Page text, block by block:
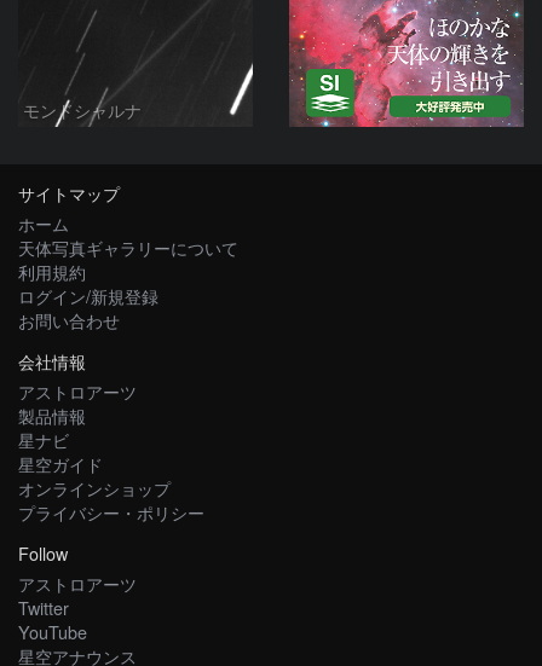
モンドシャルナ
サイトマップ
ホーム
天体写真ギャラリーについて
利用規約
ログイン/新規登録
お問い合わせ
会社情報
アストロアーツ
製品情報
星ナビ
星空ガイド
オンラインショップ
プライバシー・ポリシー
Follow
アストロアーツ
Twitter
YouTube
星空アナウンス